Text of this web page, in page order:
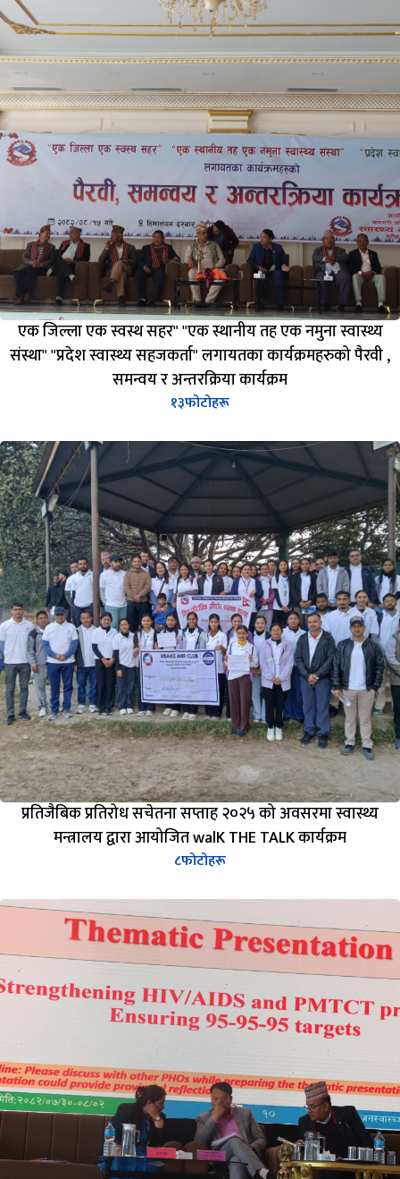
एक जिल्ला एक स्वस्थ सहर" "एक स्थानीय तह एक नमुना स्वास्थ्य
संस्था" "प्रदेश स्वास्थ्य सहजकर्ता" लगायतका कार्यक्रमहरुको पैरवी ,
समन्वय र अन्तरक्रिया कार्यक्रम
१३फोटोहरू
प्रतिजैबिक प्रतिरोध सचेतना सप्ताह २०२५ को अवसरमा स्वास्थ्य
मन्त्रालय द्वारा आयोजित walK THE TALK कार्यक्रम
८फोटोहरू